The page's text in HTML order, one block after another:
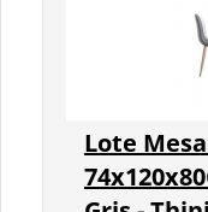
Lote